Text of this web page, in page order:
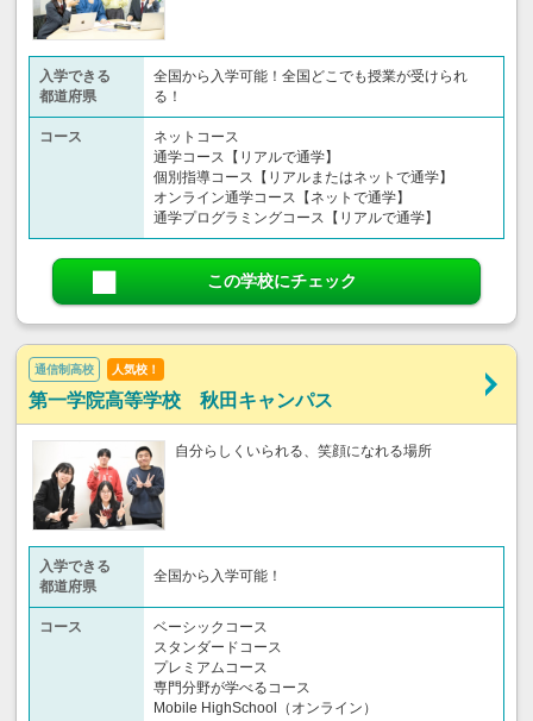
入学できる
都道府県
全国から入学可能！全国どこでも授業が受けられ
る！
コース
ネットコース
通学コース【リアルで通学】
個別指導コース【リアルまたはネットで通学】
オンライン通学コース【ネットで通学】
通学プログラミングコース【リアルで通学】
この学校にチェック
通信制高校 人気校！
第一学院高等学校 秋田キャンパス
自分らしくいられる、笑顔になれる場所
入学できる
都道府県
全国から入学可能！
コース
ベーシックコース
スタンダードコース
プレミアムコース
専門分野が学べるコース
Mobile HighSchool（オンライン）